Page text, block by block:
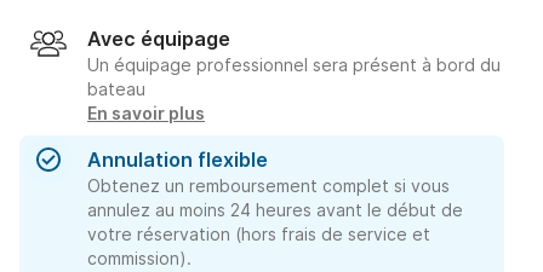
Avec équipage
Un équipage professionnel sera présent à bord du
bateau
En savoir plus
Annulation flexible
Obtenez un remboursement complet si vous
annulez au moins 24 heures avant le début de
votre réservation (hors frais de service et
commission).